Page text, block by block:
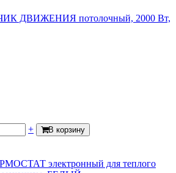
ДВИЖЕНИЯ потолочный, 2000 Вт,
+ В корзину